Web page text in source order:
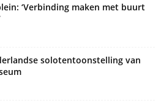
‘Verbinding maken met buurt
solotentoonstelling van